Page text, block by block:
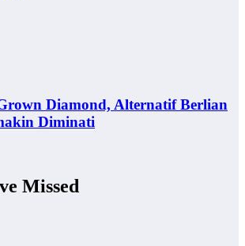
Diamond, Alternatif Berlian
Diminati
Missed